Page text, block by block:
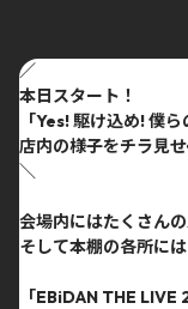
／
本日スタート！
「Yes! 駆け込め! 僕ら
店内の様子をチラ見
＼
会場内にはたくさんの
そして本棚の各所には
「EBiDAN THE